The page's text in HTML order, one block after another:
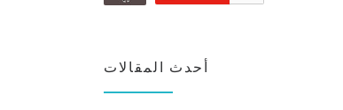
أحدث المقالات